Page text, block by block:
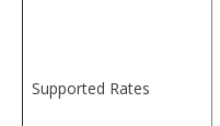
Supported Rates